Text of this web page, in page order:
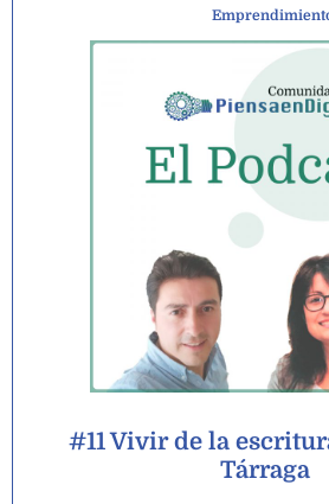
#11 Vivir de la
Tárraga